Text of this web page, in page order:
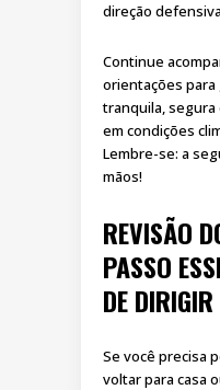
direção
Continue
orientações para
tranquila, segura
em condições
Lembre-se: a
mãos!
REVISÃO
PASSO
DE
Se você precisa
voltar para casa